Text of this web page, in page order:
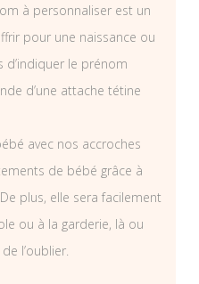
à personnaliser est un
pour une naissance ou
d’indiquer le prénom
d’une attache tétine
avec nos accroches
de bébé grâce à
plus, elle sera facilement
ou à la garderie, là ou
l’oublier.